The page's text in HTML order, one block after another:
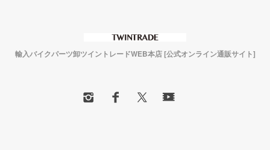
輸入バイクパーツ卸ツイントレードWEB本店 [公式オンライン通販サイト]